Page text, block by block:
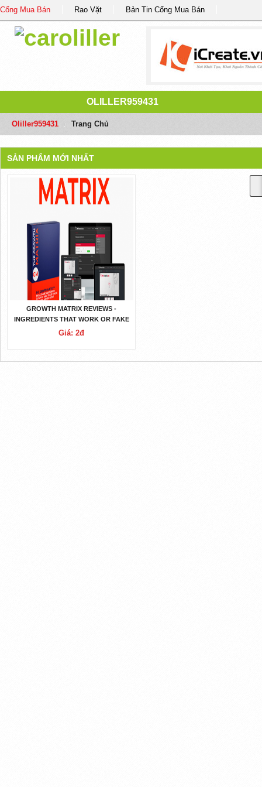
Cổng Mua Bán Rao Vặt Bản Tin Cổng Mua Bán
OLILLER959431
Oliller959431 Trang Chủ
SẢN PHẨM MỚI NHẤT
GROWTH MATRIX REVIEWS -
INGREDIENTS THAT WORK OR FAKE
SUPPLEMENT?
Giá: 2đ